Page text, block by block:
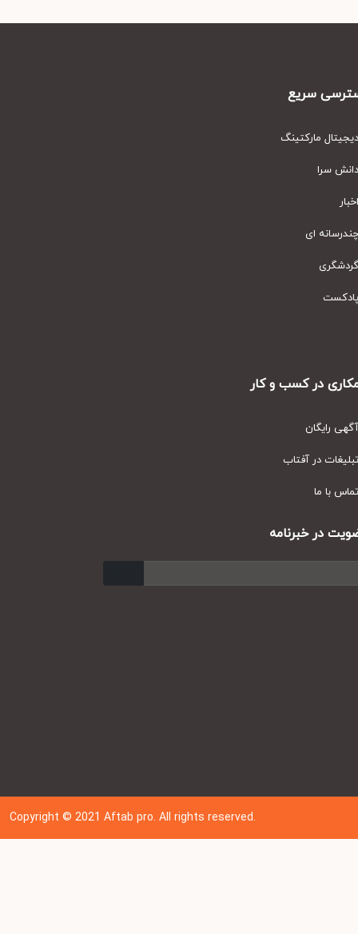
سریع
مارکتینگ
سرا
ای
در کسب و کار
رایگان
در آفتاب
با ما
در خبرنامه
Copyright © 202 1Aftab pro. All rights reserved.